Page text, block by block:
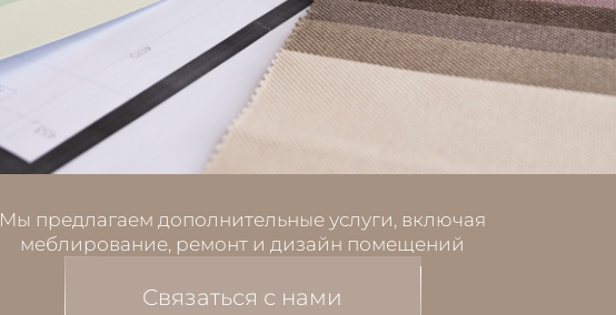
Мы предлагаем дополнительные услуги, включая
меблирование, ремонт и дизайн помещений
Связаться с нами